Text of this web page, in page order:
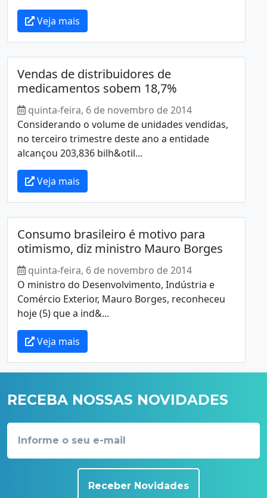
Veja mais
Vendas de distribuidores de
medicamentos sobem 18,7%
quinta-feira, 6 de novembro de 2014
Considerando o volume de unidades vendidas,
no terceiro trimestre deste ano a entidade
alcançou 203,836 bilh&otil...
Veja mais
Consumo brasileiro é motivo para
otimismo, diz ministro Mauro Borges
quinta-feira, 6 de novembro de 2014
O ministro do Desenvolvimento, Indústria e
Comércio Exterior, Mauro Borges, reconheceu
hoje (5) que a ind&...
Veja mais
RECEBA NOSSAS NOVIDADES
Receber Novidades